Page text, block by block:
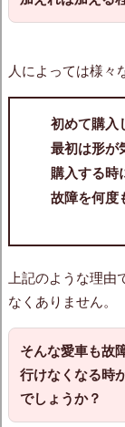
人によっては様々
初めて購入
最初は形が
購入する時
故障を何度
上記のような理由
なくありません。
そんな愛車も故
行けなくなる時
でしょうか？